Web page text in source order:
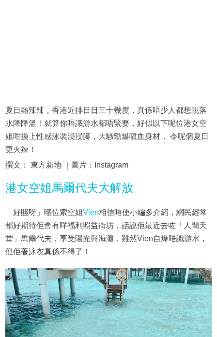
夏日熱辣辣，香港近排日日三十幾度，真係唔少人都想跳落
水降降溫！就算你唔識游水都唔緊要，好似以下呢位港女空
姐咁換上性感泳裝浸浸腳，大騷勁爆噴血身材， 令呢個夏日
更火辣！
撰文： 東方新地 ｜圖片：Instagram
港女空姐馬爾代夫大解放
「好賤呀」嗰位索空姐Vien相信唔使小編多介紹，網民經常
都好期待佢會有咩福利照益街坊，話說佢最近去咗「人間天
堂」馬爾代夫，享受陽光與海灘，雖然Vien自爆唔識游水，
但佢著泳衣真係不得了！